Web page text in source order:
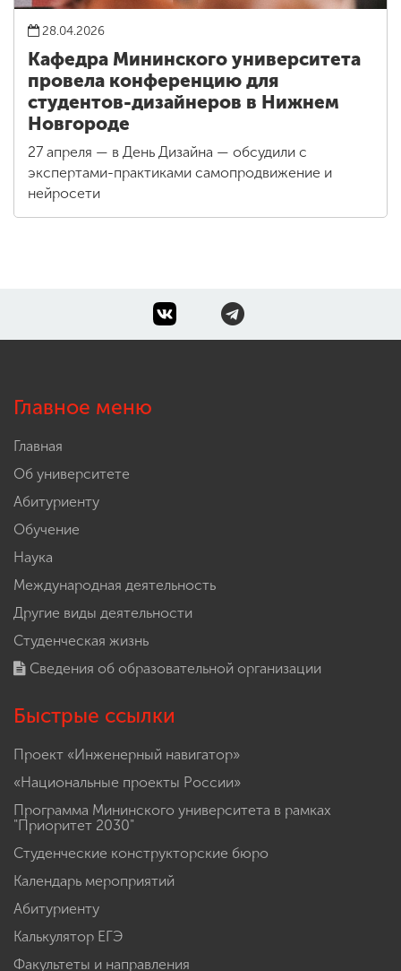
28.04.2026
Кафедра Мининского университета
провела конференцию для
студентов-дизайнеров в Нижнем
Новгороде
27 апреля — в День Дизайна — обсудили с
экспертами-практиками самопродвижение и
нейросети
Главное меню
Главная
Об университете
Абитуриенту
Обучение
Наука
Международная деятельность
Другие виды деятельности
Студенческая жизнь
Сведения об образовательной организации
Быстрые ссылки
Проект «Инженерный навигатор»
«Национальные проекты России»
Программа Мининского университета в рамках
"Приоритет 2030"
Студенческие конструкторские бюро
Календарь мероприятий
Абитуриенту
Калькулятор ЕГЭ
Факультеты и направления